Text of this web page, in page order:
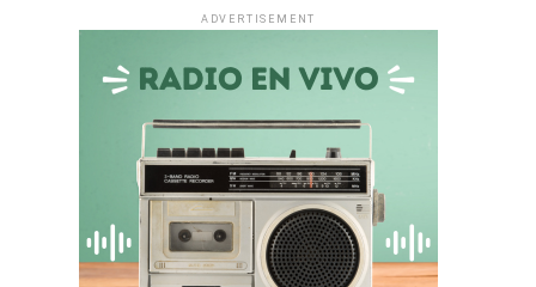
ADVERTISEMENT